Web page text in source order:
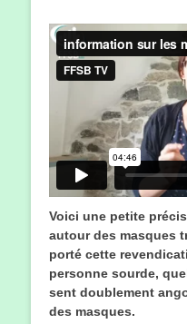
Voici une petite
autour des masques
porté cette
personne sourde,
sent doublement
des masques.